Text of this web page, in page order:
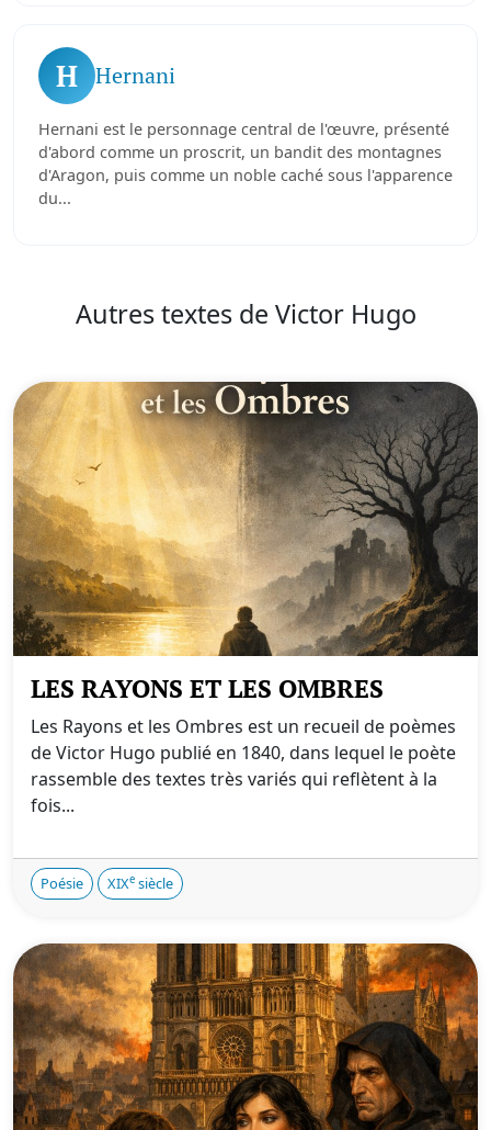
H Hernani
Hernani est le personnage central de l'œuvre, présenté
d'abord comme un proscrit, un bandit des montagnes
d'Aragon, puis comme un noble caché sous l'apparence
du...
Autres textes de Victor Hugo
LES RAYONS ET LES OMBRES
Les Rayons et les Ombres est un recueil de poèmes
de Victor Hugo publié en 1840, dans lequel le poète
rassemble des textes très variés qui reflètent à la
fois...
Poésie XIXe siècle